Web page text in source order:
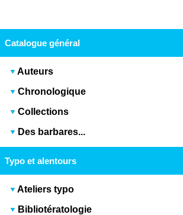
Catalogue général
Auteurs
Chronologique
Collections
Des barbares...
Typo et alentours
Ateliers typo
Bibliotératologie